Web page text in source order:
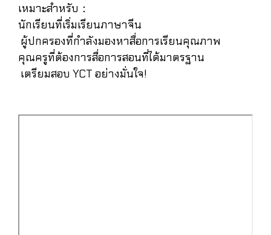
เหมาะสำหรับ：
นักเรียนที่เริ่มเรียนภาษาจีน
ผู้ปกครองที่กำลังมองหาสื่อการเรียนคุณภาพ
คุณครูที่ต้องการสื่อการสอนที่ได้มาตรฐาน
เตรียมสอบ YCT อย่างมั่นใจ!